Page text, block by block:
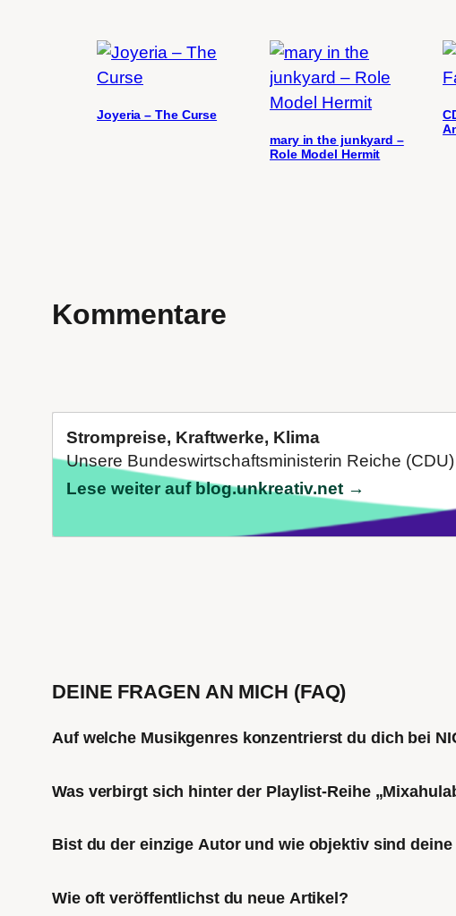
Joyeria – The Curse
mary in the junkyard –
Role Model Hermit
Kommentare
Strompreise, Kraftwerke, Klima
Unsere Bundeswirtschaftsministerin Reiche
Lese weiter auf blog.unkreativ.net →
DEINE FRAGEN AN MICH (FAQ)
Auf welche Musikgenres konzentrierst du dich bei
Was verbirgt sich hinter der Playlist-Reihe
Bist du der einzige Autor und wie objektiv sind deine
Wie oft veröffentlichst du neue Artikel?